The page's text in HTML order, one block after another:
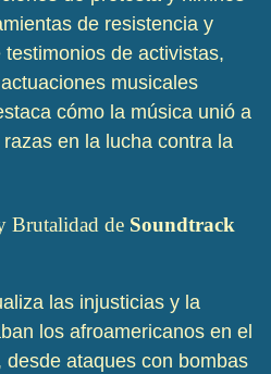
de resistencia y
de activistas,
musicales
cómo la música unió a
en la lucha contra la
Brutalidad de Soundtrack
las injusticias y la
los afroamericanos en el
ataques con bombas